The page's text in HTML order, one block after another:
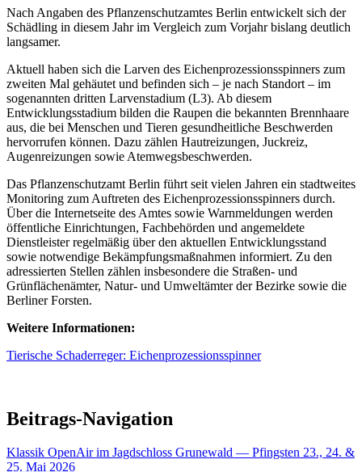
Nach Angaben des Pflanzenschutzamtes Berlin entwickelt sich der
Schädling in diesem Jahr im Vergleich zum Vorjahr bislang deutlich
langsamer.
Aktuell haben sich die Larven des Eichenprozessionsspinners zum
zweiten Mal gehäutet und befinden sich – je nach Standort – im
sogenannten dritten Larvenstadium (L3). Ab diesem
Entwicklungsstadium bilden die Raupen die bekannten Brennhaare
aus, die bei Menschen und Tieren gesundheitliche Beschwerden
hervorrufen können. Dazu zählen Hautreizungen, Juckreiz,
Augenreizungen sowie Atemwegsbeschwerden.
Das Pflanzenschutzamt Berlin führt seit vielen Jahren ein stadtweites
Monitoring zum Auftreten des Eichenprozessionsspinners durch.
Über die Internetseite des Amtes sowie Warnmeldungen werden
öffentliche Einrichtungen, Fachbehörden und angemeldete
Dienstleister regelmäßig über den aktuellen Entwicklungsstand
sowie notwendige Bekämpfungsmaßnahmen informiert. Zu den
adressierten Stellen zählen insbesondere die Straßen- und
Grünflächenämter, Natur- und Umweltämter der Bezirke sowie die
Berliner Forsten.
Weitere Informationen:
Tierische Schaderreger: Eichenprozessionsspinner
Beitrags-Navigation
Klassik OpenAir im Jagdschloss Grunewald — Pfingsten 23., 24. &
25. Mai 2026